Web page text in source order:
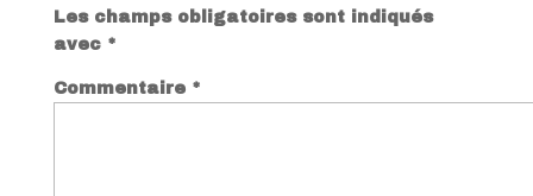
Les champs obligatoires sont indiqués
avec *
Commentaire *